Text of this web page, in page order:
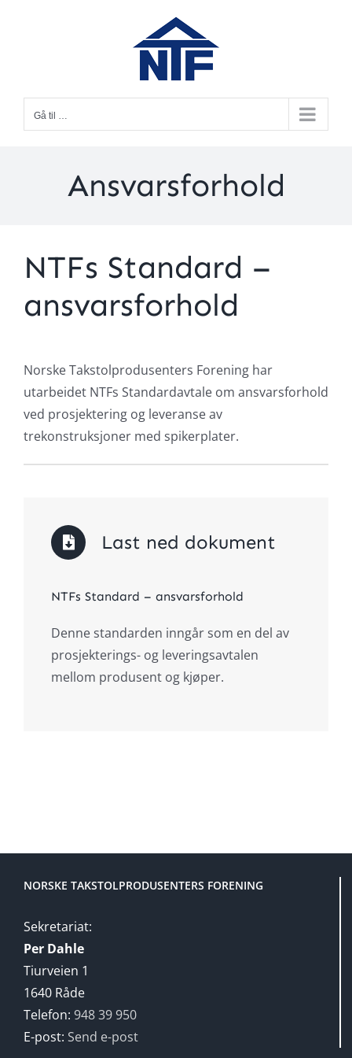
Gå til …
Ansvarsforhold
NTFs Standard –
ansvarsforhold
Norske Takstolprodusenters Forening har
utarbeidet NTFs Standardavtale om ansvarsforhold
ved prosjektering og leveranse av
trekonstruksjoner med spikerplater.
Last ned dokument
NTFs Standard – ansvarsforhold
Denne standarden inngår som en del av
prosjekterings- og leveringsavtalen
mellom produsent og kjøper.
NORSKE TAKSTOLPRODUSENTERS FORENING
Sekretariat:
Per Dahle
Tiurveien 1
1640 Råde
Telefon: 948 39 950
E-post: Send e-post